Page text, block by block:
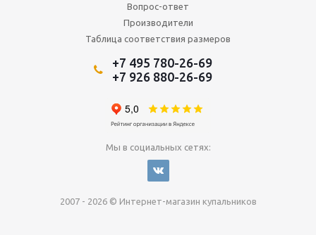
Вопрос-ответ
Производители
Таблица соответствия размеров
+7 495 780-26-69
+7 926 880-26-69
Мы в социальных сетях:
2007 - 2026 © Интернет-магазин купальников